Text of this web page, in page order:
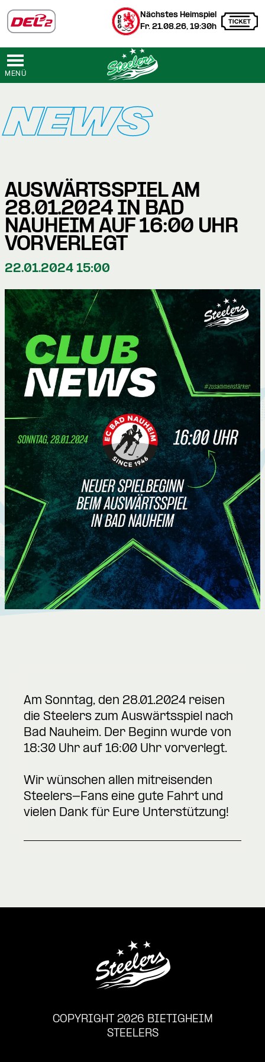
Nächstes Heimspiel
Fr. 21.08.26, 19:30h
MENÜ
NEWS
AUSWÄRTSSPIEL AM
28.01.2024 IN BAD
NAUHEIM AUF 16:00 UHR
VORVERLEGT
22.01.2024 15:00
Am Sonntag, den 28.01.2024 reisen
die Steelers zum Auswärtsspiel nach
Bad Nauheim. Der Beginn wurde von
18:30 Uhr auf 16:00 Uhr vorverlegt.
Wir wünschen allen mitreisenden
Steelers-Fans eine gute Fahrt und
vielen Dank für Eure Unterstützung!
COPYRIGHT 2026 BIETIGHEIM
STEELERS